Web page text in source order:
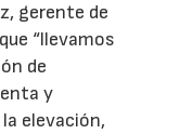
gerente de
“llevamos
de
y
elevación,